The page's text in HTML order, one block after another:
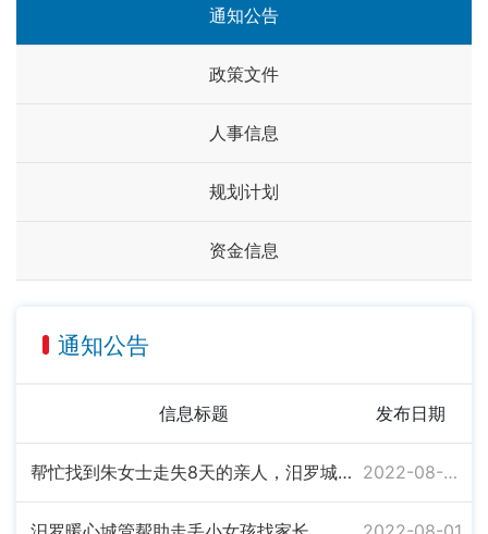
通知公告
政策文件
人事信息
规划计划
资金信息
通知公告
信息标题 发布日期
帮忙找到朱女士走失8天的亲人，汨罗城管好样的 2022-08-05